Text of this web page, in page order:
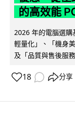
的高效能
2026 年的電腦選購
輕量化」、「機身
及「品質與售後服
18 分享